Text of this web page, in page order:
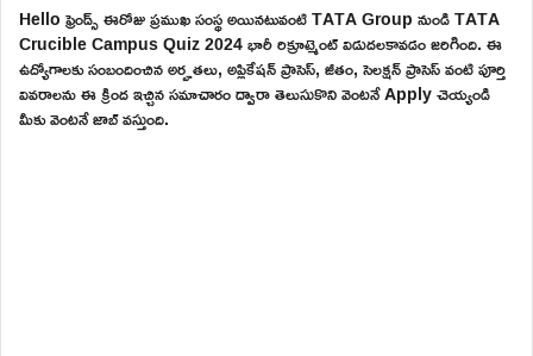
Hello ఫ్రెండ్స్ ఈరోజు ప్రముఖ సంస్థ అయినటువంటి TATA Group నుండి TATA
Crucible Campus Quiz 2024 భారీ రిక్రూట్మెంట్ విడుదలకావడం జరిగింది. ఈ
ఉద్యోగాలకు సంబందించిన అర్హతలు, అప్లికేషన్ ప్రాసెస్, జీతం, సెలక్షన్ ప్రాసెస్ వంటి పూర్తి
వివరాలను ఈ క్రింద ఇచ్చిన సమాచారం ద్వారా తెలుసుకొని వెంటనే Apply చెయ్యండి
మీకు వెంటనే జాబ్ వస్తుంది.